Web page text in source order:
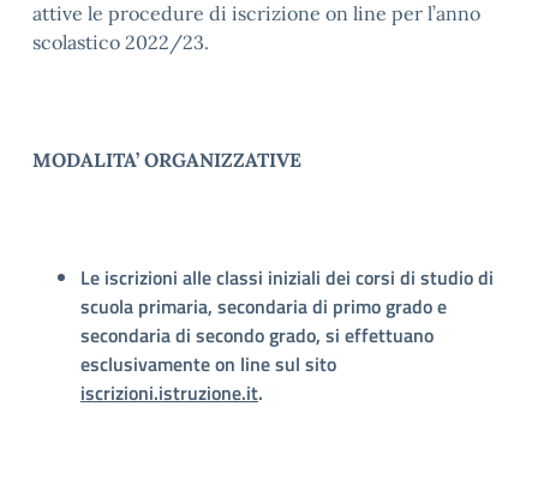
attive le procedure di iscrizione on line per l’anno
scolastico 2022/23.
MODALITA’ ORGANIZZATIVE
Le iscrizioni alle classi iniziali dei corsi di studio di
scuola primaria, secondaria di primo grado e
secondaria di secondo grado, si effettuano
esclusivamente on line sul sito
iscrizioni.istruzione.it.